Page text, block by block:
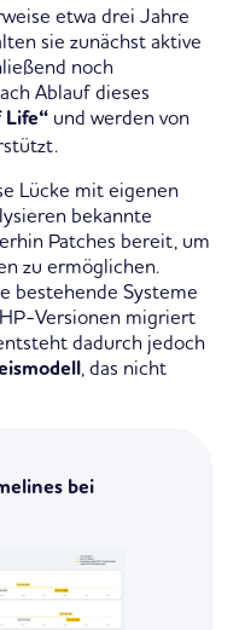
etwa drei Jahre
sie zunächst aktive
noch
Ablauf dieses
Life“ und werden von
Lücke mit eigenen
bekannte
Patches bereit, um
zu ermöglichen.
bestehende Systeme
Versionen migriert
dadurch jedoch
, das nicht
bei